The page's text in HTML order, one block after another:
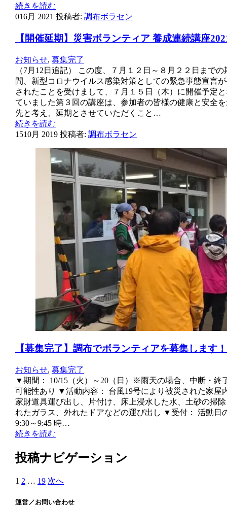
続きを読む
016月 2021 投稿者: 調布ボラセン
【開催延期】災害ボランティア 養成連続講座
お知らせ, 募集完了
（7月12日追記） この度、７月１２日～８月２２日までの
間、新型コロナウイルス感染対策としての緊急事態宣言
されたことを受けまして、７月１５日（木）に開催予定
ていました第３回の講座は、参加者の皆様の健康と安全
先と考え、延期とさせていただくこと…
続きを読む
1510月 2019 投稿者: 調布ボラセン
【募集完了】調布でボランティアを募集します！
お知らせ, 募集完了
▼期間： 10/15（火）～20（日）※雨天の場合、中断・終
可能性あり ▼活動内容： 台風19号により被災された家屋
家財道具運び出し、片付け、床上浸水した水、土砂の掃
れたガラス、外れたドアなどの運び出し ▼受付： 活動日
9:30～9:45 時…
続きを読む
投稿ナビゲーション
1 2 … 19 次へ
運営／お問い合わせ